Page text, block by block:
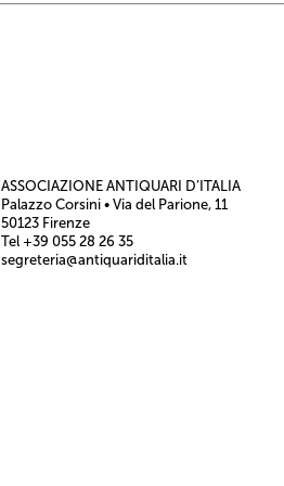
ASSOCIAZIONE ANTIQUARI D’ITALIA
Palazzo Corsini • Via del Parione, 11
50123 Firenze
Tel +39 055 28 26 35
segreteria@antiquariditalia.it